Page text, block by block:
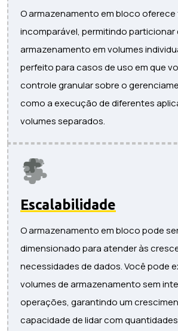
O armazenamento em bloco oferece
incomparável, permitindo particionar
armazenamento em volumes
perfeito para casos de uso em que
controle granular sobre o
como a execução de diferentes
volumes separados.
Escalabilidade
O armazenamento em bloco pode
dimensionado para atender às
necessidades de dados. Você pode
volumes de armazenamento sem
operações, garantindo um
capacidade de lidar com